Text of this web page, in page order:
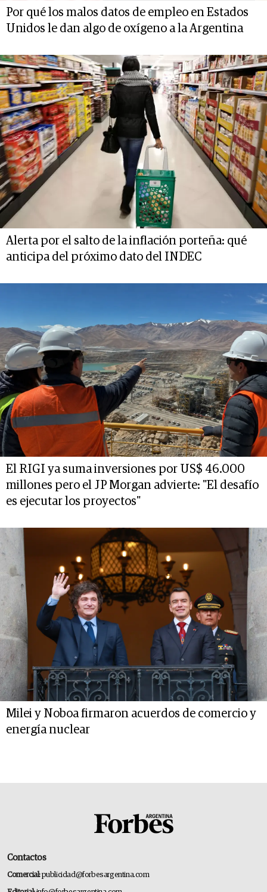
Por qué los malos datos de empleo en Estados
Unidos le dan algo de oxígeno a la Argentina
Alerta por el salto de la inflación porteña: qué
anticipa del próximo dato del INDEC
El RIGI ya suma inversiones por US$ 46.000
millones pero el JP Morgan advierte: "El desafío
es ejecutar los proyectos"
Milei y Noboa firmaron acuerdos de comercio y
energía nuclear
Contactos
Comercial:publicidad@forbesargentina.com